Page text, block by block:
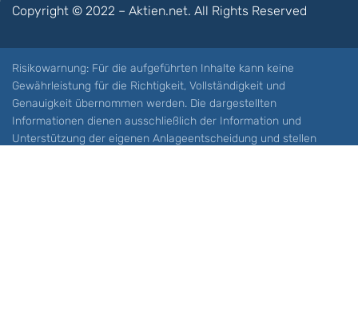
Copyright © 2022 – Aktien.net. All Rights Reserved
Risikowarnung: Für die aufgeführten Inhalte kann keine
Gewährleistung für die Richtigkeit, Vollständigkeit und
Genauigkeit übernommen werden. Die dargestellten
Informationen dienen ausschließlich der Information und
Unterstützung der eigenen Anlageentscheidung und stellen